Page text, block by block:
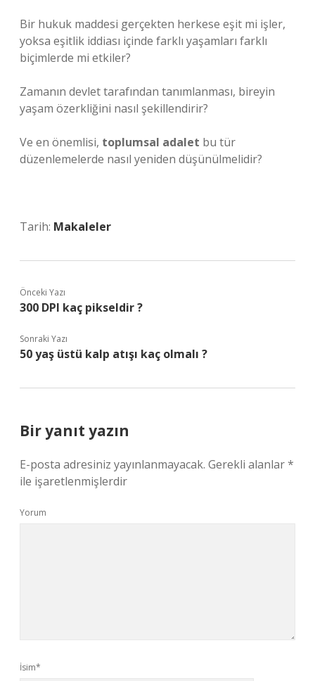
Bir hukuk maddesi gerçekten herkese eşit mi işler,
yoksa eşitlik iddiası içinde farklı yaşamları farklı
biçimlerde mi etkiler?
Zamanın devlet tarafından tanımlanması, bireyin
yaşam özerkliğini nasıl şekillendirir?
Ve en önemlisi, toplumsal adalet bu tür
düzenlemelerde nasıl yeniden düşünülmelidir?
Tarih: Makaleler
Önceki Yazı
300 DPI kaç pikseldir ?
Sonraki Yazı
50 yaş üstü kalp atışı kaç olmalı ?
Bir yanıt yazın
E-posta adresiniz yayınlanmayacak. Gerekli alanlar*
ile işaretlenmişlerdir
Yorum
İsim*